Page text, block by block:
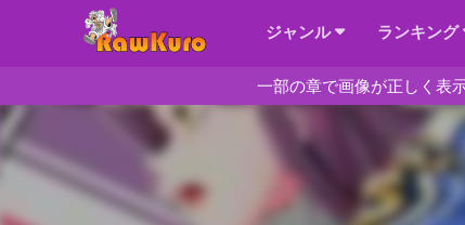
ジャンル ランキング
一部の章で画像が正しく表